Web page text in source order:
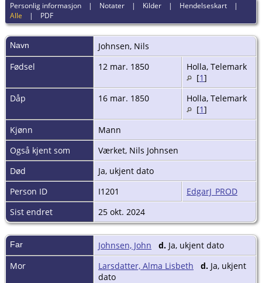
Personlig informasjon | Notater | Kilder | Hendelseskart |
Alle | PDF
Navn Johnsen, Nils
Fødsel
12 mar. 1850
Holla, Telemark
[1]
Dåp
16 mar. 1850
Holla, Telemark
[1]
Kjønn
Mann
Også kjent som
Værket, Nils Johnsen
Død
Ja, ukjent dato
Person ID
I1201
EdgarJ_PROD
Sist endret
25 okt. 2024
Far Johnsen, John d. Ja, ukjent dato
Mor
Larsdatter, Alma Lisbeth d. Ja, ukjent
dato